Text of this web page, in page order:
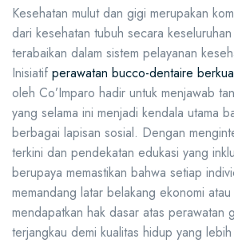
Kesehatan mulut dan gigi merupakan
dari kesehatan tubuh secara
terabaikan dalam sistem pelayanan
Inisiatif perawatan bucco-dentaire
oleh Co’Imparo hadir untuk menjawab
yang selama ini menjadi kendala utama
berbagai lapisan sosial. Dengan
terkini dan pendekatan edukasi yang
berupaya memastikan bahwa setiap
memandang latar belakang ekonomi
mendapatkan hak dasar atas perawatan
terjangkau demi kualitas hidup yang